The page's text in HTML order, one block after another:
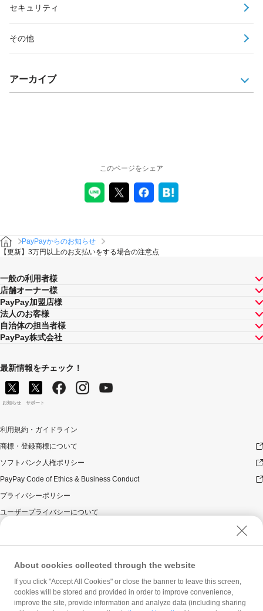
セキュリティ
その他
アーカイブ
このページをシェア
PayPayからのお知らせ
【更新】3万円以上のお支払いをする場合の注意点
一般の利用者様
店舗オーナー様
PayPay加盟店様
法人のお客様
自治体の担当者様
PayPay株式会社
最新情報をチェック！
お知らせ サポート
利用規約・ガイドライン
商標・登録商標について
ソフトバンク人権ポリシー
PayPay Code of Ethics & Business Conduct
プライバシーポリシー
ユーザープライバシーについて
ウェブサイト利用規約
反社会的勢力に対する方針
勧誘方針
マネロン等基本方針
About cookies collected through the website
If you click "Accept All Cookies" or close the banner to leave this screen,
cookies will be stored and provided in order to improve convenience,
improve the site, provide information and analyze data (including sharing